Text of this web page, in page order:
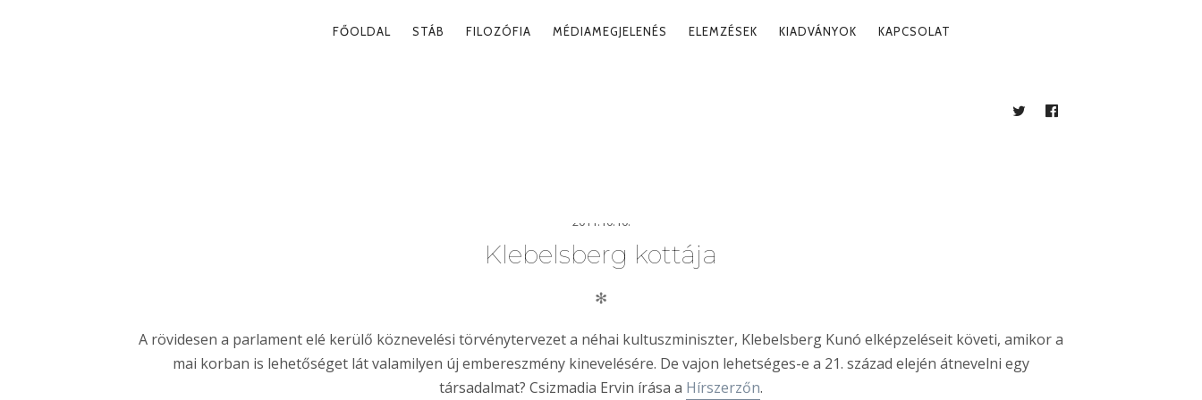
PRIMARY
FŐOLDAL STÁB FILOZÓFIA MÉDIAMEGJELENÉS ELEMZÉSEK KIADVÁNYOK KAPCSOLAT
TWITTERFACEBOOK
2011.10.10.
Klebelsberg kottája
✻
A rövidesen a parlament elé kerülő köznevelési törvénytervezet a néhai kultuszminiszter, Klebelsberg Kunó elképzeléseit követi, amikor a
mai korban is lehetőséget lát valamilyen új embereszmény kinevelésére. De vajon lehetséges-e a 21. század elején átnevelni egy
társadalmat? Csizmadia Ervin írása a Hírszerzőn.